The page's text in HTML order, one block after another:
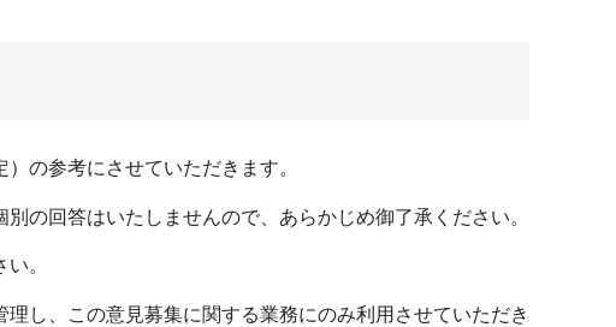
の参考にさせていただきます。
の回答はいたしませんので、あらかじめ御了承ください。
。
し、この意見募集に関する業務にのみ利用させていただき